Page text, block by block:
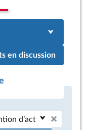
en discussion